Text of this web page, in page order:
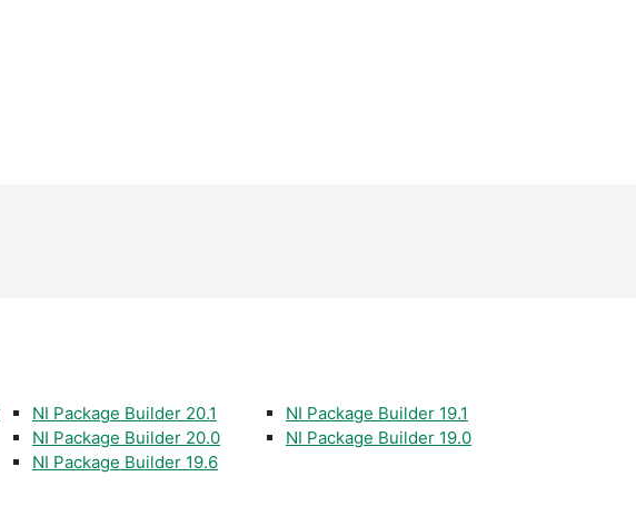
NI Package Builder 20.1
NI Package Builder 20.0
NI Package Builder 19.6
NI Package Builder 19.1
NI Package Builder 19.0